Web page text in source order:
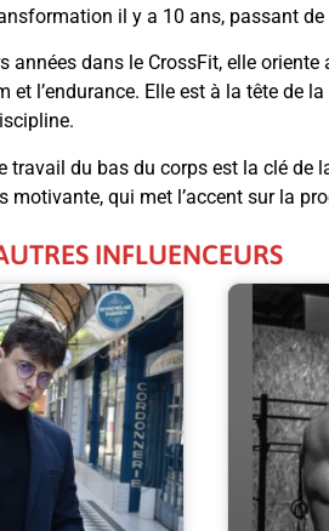
il y a 10 ans, passant
années dans le CrossFit, elle
et l’endurance. Elle est à la tête de
travail du bas du corps est la clé de
motivante, qui met l’accent sur la
INFLUENCEURS